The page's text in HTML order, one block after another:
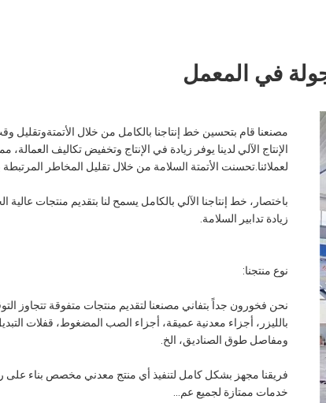
في المعمل
مصنعنا قام بتحسين خط إنتاجنا بالكامل من خلال الأتمتةوتقليل
الإنتاج الآلي لدينا يوفر زيادة في الإنتاج وتخفيض تكاليف
لعملائنا.تحسنت الأتمتة السلامة من خلال تقليل المخاطر المرتبطة
باختصار، خط إنتاجنا الآلي بالكامل يسمح لنا بتقديم منتجات عالية
زيادة تدابير السلامة.
نوع منتجنا:
نحن فخورون جداً بتفاني مصنعنا لتقديم منتجات متفوقة تتجاوز
بالليزر، أجزاء معدنية عميقة، أجزاء الصب المضغوط، قفلات
ومفاصل طوق الصناديق، الخ.
خدمات ممتازة لجميع عم...